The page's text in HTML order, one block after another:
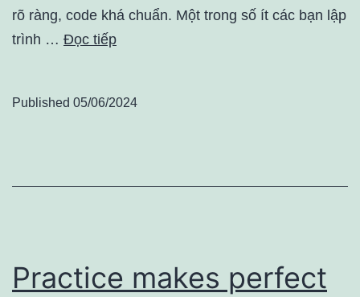
rõ ràng, code khá chuẩn. Một trong số ít các bạn lập
trình … Đọc tiếp
Published 05/06/2024
Practice makes perfect